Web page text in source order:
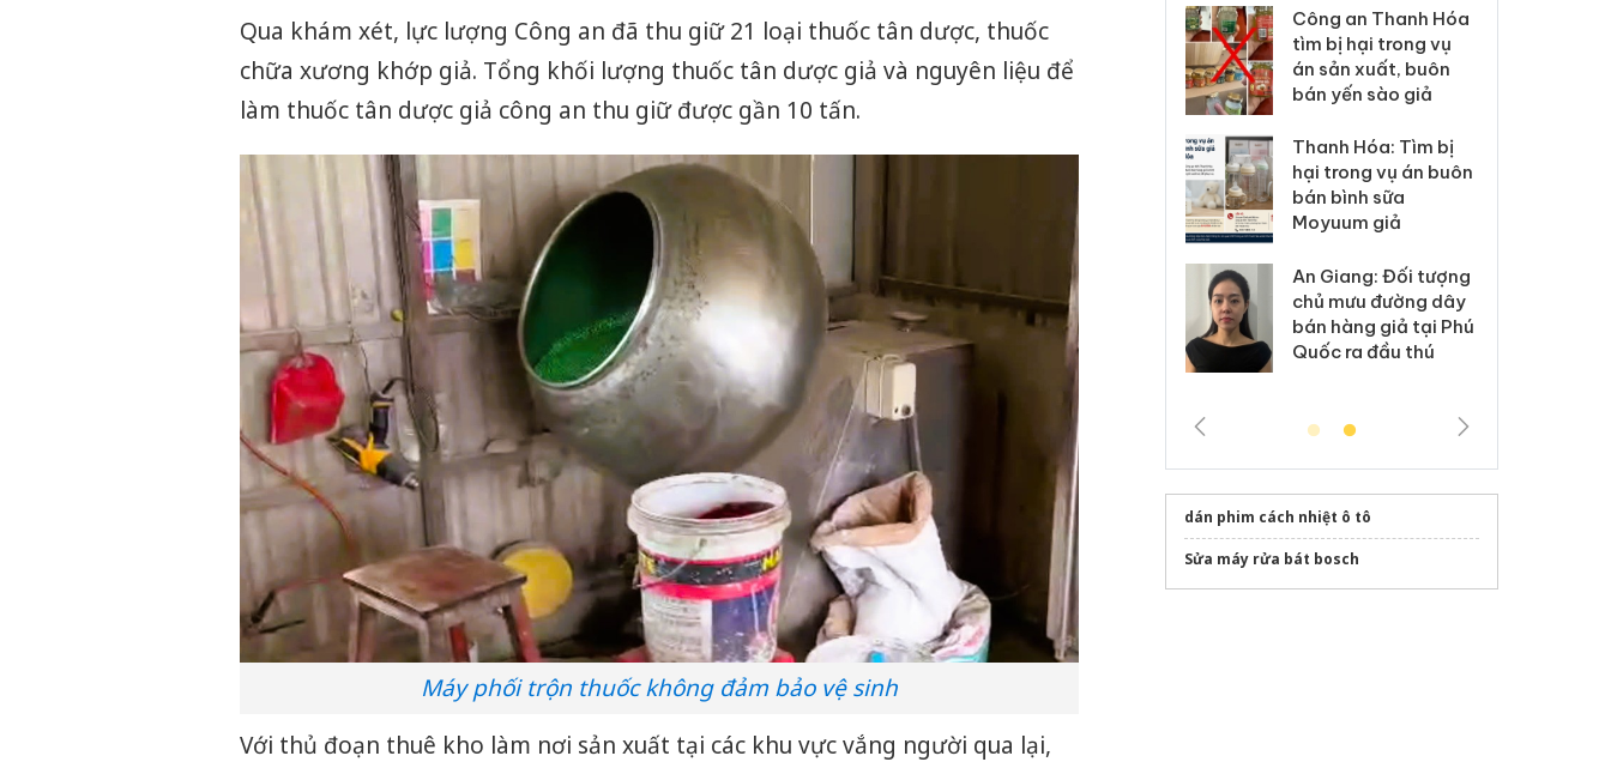
Qua khám xét, lực lượng Công an đã thu giữ 21 loại thuốc tân dược, thuốc
chữa xương khớp giả. Tổng khối lượng thuốc tân dược giả và nguyên liệu để
làm thuốc tân dược giả công an thu giữ được gần 10 tấn.
Máy phối trộn thuốc không đảm bảo vệ sinh
Với thủ đoạn thuê kho làm nơi sản xuất tại các khu vực vắng người qua lại,
Công an Thanh Hóa
tìm bị hại trong vụ
án sản xuất, buôn
bán yến sào giả
hại trong vụ án buôn
bán bình sữa
Moyuum giả
An Giang: Đối tượng
chủ mưu đường dây
bán hàng giả tại Phú
Quốc ra đầu thú
Lào Cai xử lý 83 vụ vi
phạm thương mại
trong tháng 7
giả mạo nhãn hiệu
Adidas, Nike
công khai hàng ngàn
sản phẩm nhập lậu,
bảo vệ môi trường
kinh doanh
Công an Thanh Hóa
tìm bị hại trong vụ
án sản xuất, buôn
bán yến sào giả
Thanh Hóa: Tìm bị
hại trong vụ án buôn
bán bình sữa
Moyuum giả
An Giang: Đối tượng
chủ mưu đường dây
bán hàng giả tại Phú
Quốc ra đầu thú
dán phim cách nhiệt ô tô
Sửa máy rửa bát bosch